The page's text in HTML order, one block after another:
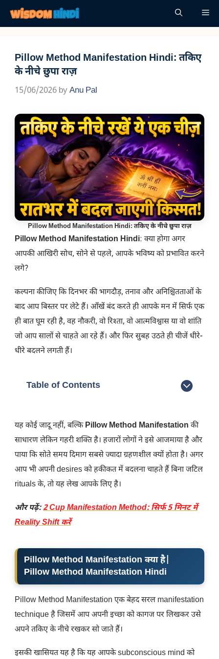
content
Pillow Method Manifestation Hindi: तकिए
के नीचे छुपा राज़
15/06/2026 byAnu Pal
Pillow Method Manifestation Hindi: तकिए के नीचे छुपा राज़
Pillow Method Manifestation Hindi: क्या होगा अगर
आपकी आखिरी सोच, सोने से पहले, आपके भविष्य को प्रभावित करने
लगे?
कल्पना कीजिए कि दिनभर की भागदौड़, तनाव और अनिश्चितताओं के
बाद आप बिस्तर पर लेटे हैं। आँखें बंद करते ही आपके मन में सिर्फ एक
ही बात घूम रही है, वह नौकरी, वो रिश्ता, वो आत्मविश्वास या वो शांति
जो आप सालों से चाहते आ रहे हैं। और फिर सुबह उठते ही चीजें धीरे-
धीरे बदलने लगती हैं।
Table of Contents
यह कोई जादू नहीं, बल्किPillow Method Manifestation की
साधारण लेकिन गहरी शक्ति है। हजारों लोगों ने इसे आजमाया है और
पाया कि सोते समय दिमाग सबसे ज्यादा ग्रहणशील क्यों होता है। अगर
आप भी अपनी desires को हकीकत में बदलना चाहते हैं बिना जटिल
rituals के, तो यह लेख आपके लिए है।
और पढ़ें:2 Cup Manifestation Method: सिर्फ 5 मिनट में
Reality Shift करें
Pillow Method Manifestation क्या है|
Pillow Method Manifestation Hindi
Pillow Method Manifestation एक बेहद सरल manifestation
technique है जिसमें आप अपनी इच्छा को कागज पर लिखकर उसे
अपने तकिए के नीचे रखकर सो जाते हैं।
इसकी खासियत यह है कि यह आपके subconscious mind को